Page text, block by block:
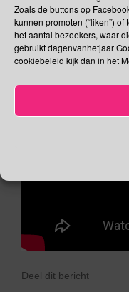
Zoals de buttons op
kunnen promoten (“liken”) of
het aantal bezoekers, waar
gebruikt dagenvanhetjaar
cookiebeleid kijk dan in het
Deel dit bericht